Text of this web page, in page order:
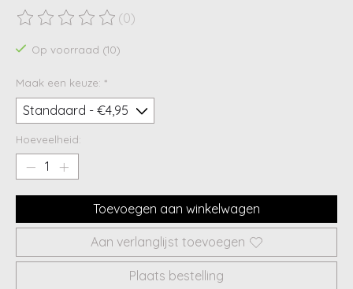
De beoordeling van dit product is
(0)
Op voorraad (10)
Maak een keuze: *
Hoeveelheid:
Toevoegen aan winkelwagen
Aan verlanglijst toevoegen
Plaats bestelling